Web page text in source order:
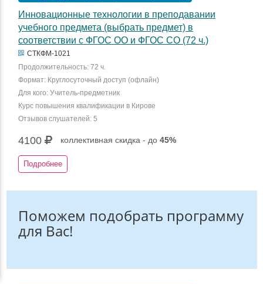
Инновационные технологии в преподавании
учебного предмета (выбрать предмет) в
соответствии с ФГОС ОО и ФГОС СО (72 ч.)
СТКФМ-1021
Продолжительность: 72 ч.
Формат: Круглосуточный доступ (офлайн)
Для кого: Учитель-предметник
Курс повышения квалификации в Кирове
Отзывов слушателей: 5
4100 коллективная скидка - до 45%
Подробнее
Поможем подобрать программу
для Вас!